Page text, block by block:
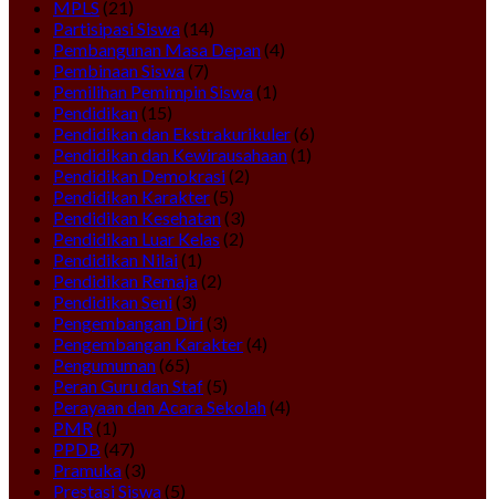
MPLS (21)
Partisipasi Siswa(14)
Pembangunan Masa Depan(4)
Pembinaan Siswa(7)
Pemilihan Pemimpin Siswa(1)
Pendidikan(15)
Pendidikan dan Ekstrakurikuler(6)
Pendidikan dan Kewirausahaan(1)
Pendidikan Demokrasi(2)
Pendidikan Karakter(5)
Pendidikan Kesehatan(3)
Pendidikan Luar Kelas (2)
Pendidikan Nilai(1)
Pendidikan Remaja(2)
Pendidikan Seni(3)
Pengembangan Diri(3)
Pengembangan Karakter(4)
Pengumuman(65)
Peran Guru dan Staf(5)
Perayaan dan Acara Sekolah(4)
PMR(1)
PPDB (47)
Pramuka(3)
Prestasi Siswa(5)